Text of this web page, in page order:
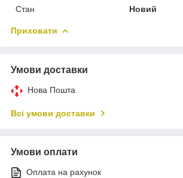
Стан
Новий
Приховати
Умови доставки
Нова Пошта
Всі умови доставки
Умови оплати
Оплата на рахунок